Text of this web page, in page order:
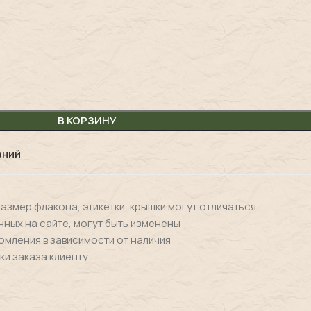
В КОРЗИНУ
флакона, этикетки, крышки могут отличаться
на сайте, могут быть изменены
в зависимости от наличия
заказа клиенту.